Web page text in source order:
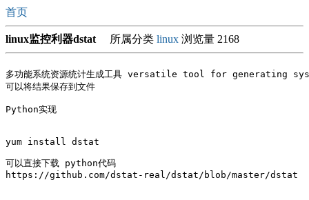
首页
linux监控利器dstat 所属分类 linux 浏览量 2168
多功能系统资源统计生成工具 versatile tool for generating
可以将结果保存到文件
Python实现
yum install dstat
可以直接下载 python代码
https://github.com/dstat-real/dstat/blob/master/dstat